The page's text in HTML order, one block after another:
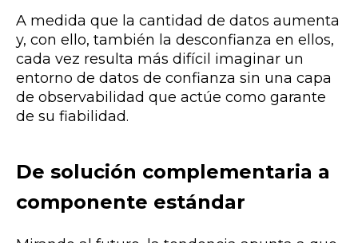
A medida que la cantidad de datos aumenta
y, con ello, también la desconfianza en ellos,
cada vez resulta más difícil imaginar un
entorno de datos de confianza sin una capa
de observabilidad que actúe como garante
de su fiabilidad.
De solución complementaria a
componente estándar